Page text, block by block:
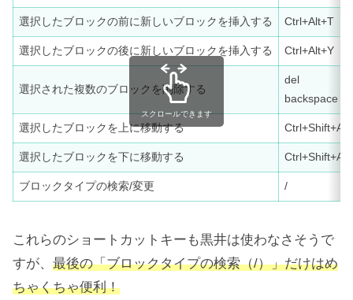
選択したブロックの前に新しいブロックを挿入する Ctrl+Alt+T
選択したブロックの後に新しいブロックを挿入する Ctrl+Alt+Y
選択された複数のブロックを削除する
del
backspace
選択したブロックを上に移動する
選択したブロックを下に移動する
ブロックタイプの検索/変更 /
スクロールできます
これらのショートカットキーも黒井は使わなさそうで
すが、 最後の「ブロックタイプの検索（/）」だけはめ
ちゃくちゃ便利！